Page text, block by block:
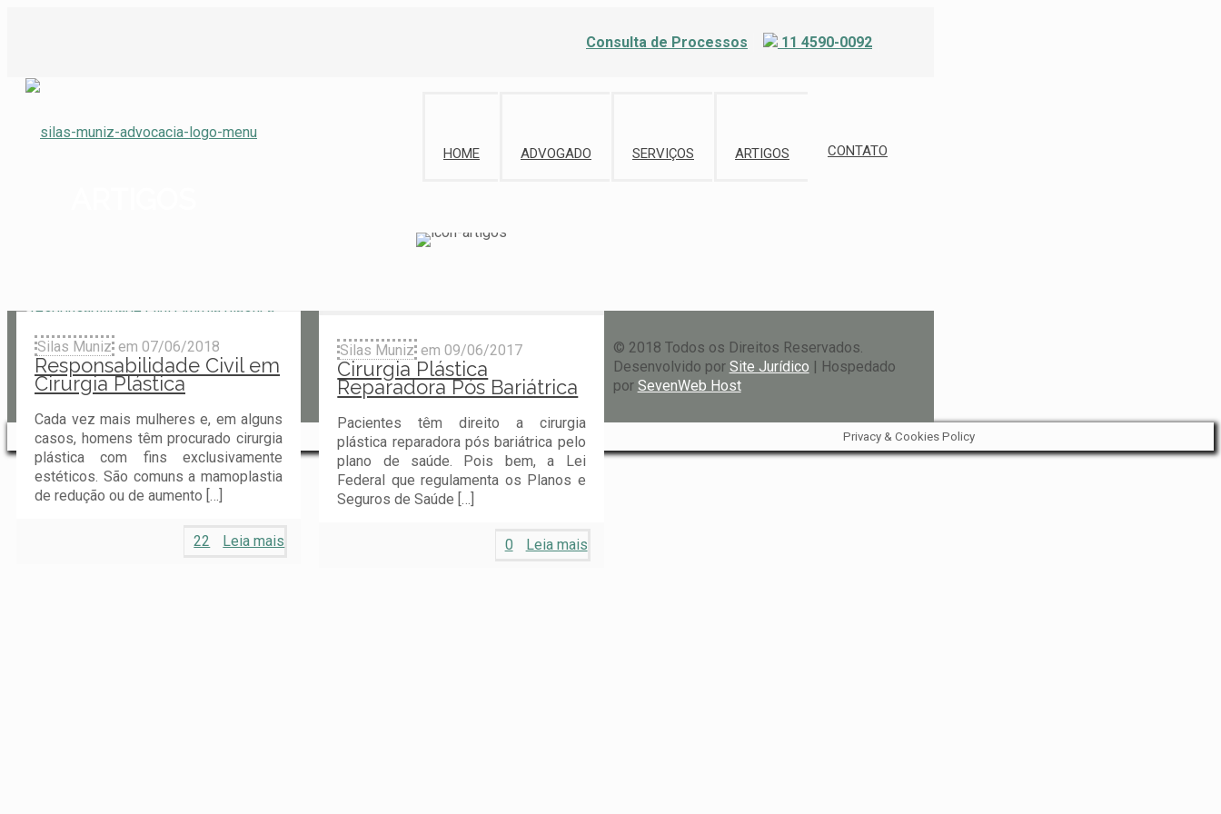
Consulta de Processos 11 4590-0092
HOME ADVOGADO SERVIÇOS ARTIGOS CONTATO
Silas Muniz em 07/06/2018
Responsabilidade Civil em
Cirurgia Plástica
Cada vez mais mulheres e, em alguns
casos, homens têm procurado cirurgia
plástica com fins exclusivamente
estéticos. São comuns a mamoplastia
de redução ou de aumento […]
22 Leia mais
Silas Muniz em09/06/2017
Cirurgia Plástica
Reparadora Pós Bariátrica
Pacientes têm direito a cirurgia
plástica reparadora pós bariátrica pelo
plano de saúde. Pois bem, a Lei
Federal que regulamenta os Planos e
Seguros de Saúde […]
0 Leia mais
© 2018 Todos os Direitos Reservados.
Desenvolvido por Site Jurídico | Hospedado
por SevenWeb Host
Privacy & Cookies Policy